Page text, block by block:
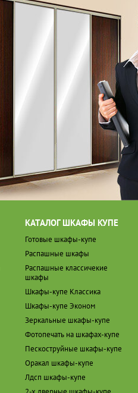
КАТАЛОГ ШКАФЫ КУПЕ
Готовые шкафы-купе
Распашные шкафы
Распашные классичекие
шкафы
Шкафы-купе Классика
Шкафы-купе Эконом
Зеркальные шкафы-купе
Фотопечать на шкафах-купе
Пескоструйные шкафы-купе
Оракал шкафы-купе
Лдсп шкафы-купе